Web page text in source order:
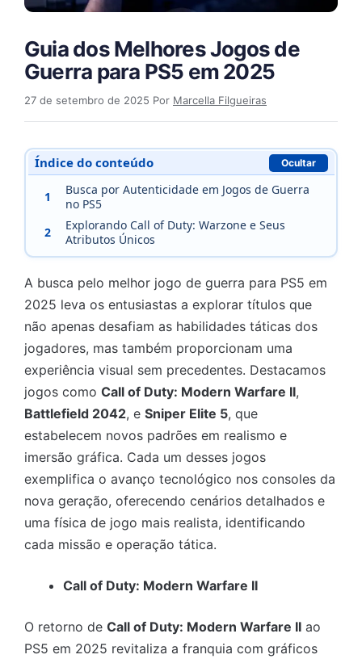
Guia dos Melhores Jogos de
Guerra para PS5 em 2025
27 de setembro de 2025 Por Marcella Filgueiras
Índice do conteúdo Ocultar
1
Busca por Autenticidade em Jogos de Guerra
no PS5
2
Explorando Call of Duty: Warzone e Seus
Atributos Únicos
A busca pelo melhor jogo de guerra para PS5 em
2025 leva os entusiastas a explorar títulos que
não apenas desafiam as habilidades táticas dos
jogadores, mas também proporcionam uma
experiência visual sem precedentes. Destacamos
jogos como Call of Duty: Modern Warfare II,
Battlefield 2042, e Sniper Elite 5, que
estabelecem novos padrões em realismo e
imersão gráfica. Cada um desses jogos
exemplifica o avanço tecnológico nos consoles da
nova geração, oferecendo cenários detalhados e
uma física de jogo mais realista, identificando
cada missão e operação tática.
Call of Duty: Modern Warfare II
O retorno de Call of Duty: Modern Warfare II ao
PS5 em 2025 revitaliza a franquia com gráficos